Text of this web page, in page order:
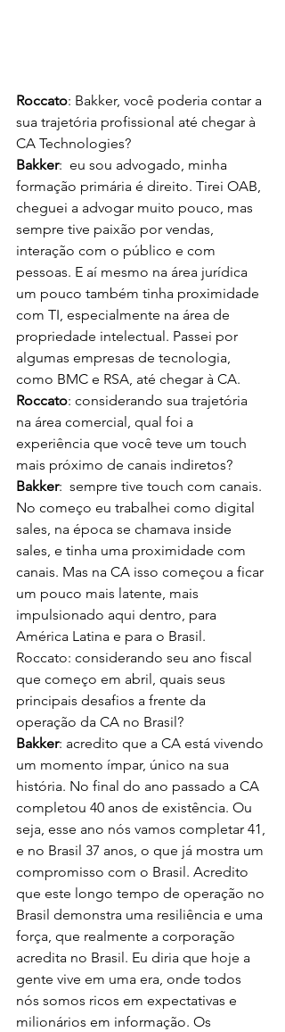
Roccato: Bakker, você poderia contar a
sua trajetória profissional até chegar à
CA Technologies?
Bakker:  eu sou advogado, minha
formação primária é direito. Tirei OAB,
cheguei a advogar muito pouco, mas
sempre tive paixão por vendas,
interação com o público e com
pessoas. E aí mesmo na área jurídica
um pouco também tinha proximidade
com TI, especialmente na área de
propriedade intelectual. Passei por
algumas empresas de tecnologia,
como BMC e RSA, até chegar à CA.
Roccato: considerando sua trajetória
na área comercial, qual foi a
experiência que você teve um touch
mais próximo de canais indiretos?
Bakker:  sempre tive touch com canais.
No começo eu trabalhei como digital
sales, na época se chamava inside
sales, e tinha uma proximidade com
canais. Mas na CA isso começou a ficar
um pouco mais latente, mais
impulsionado aqui dentro, para
América Latina e para o Brasil.
Roccato: considerando seu ano fiscal
que começo em abril, quais seus
principais desafios a frente da
operação da CA no Brasil?
Bakker: acredito que a CA está vivendo
um momento ímpar, único na sua
história. No final do ano passado a CA
completou 40 anos de existência. Ou
seja, esse ano nós vamos completar 41,
e no Brasil 37 anos, o que já mostra um
compromisso com o Brasil. Acredito
que este longo tempo de operação no
Brasil demonstra uma resiliência e uma
força, que realmente a corporação
acredita no Brasil. Eu diria que hoje a
gente vive em uma era, onde todos
nós somos ricos em expectativas e
milionários em informação. Os